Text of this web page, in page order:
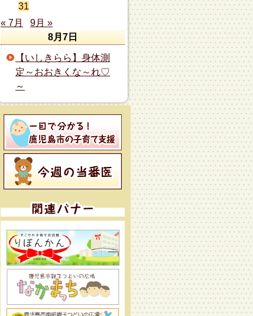
31
« 7月
9月 »
8月7日
【いしきらら】身体測
定～おおきくな～れ♡
～